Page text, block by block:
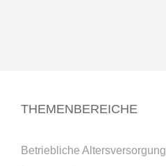
THEMENBEREICHE
Betriebliche Altersversorgung